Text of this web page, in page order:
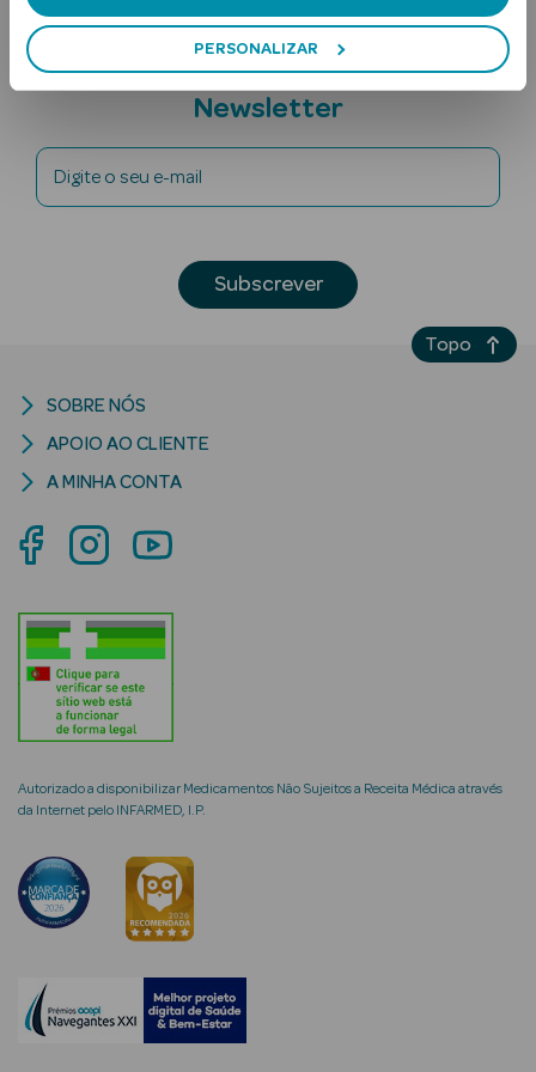
PERSONALIZAR
Lábios
Solares Bebé e
Rosto e
Cosmética
Rosto
Hidratantes
Séruns Faciais
Anti-
Subscreva a
Newsletter
Digite o seu e-mail
Subscrever
Autorizado a disponibilizar Medicamentos Não Sujeitos a Receita Médica através
da Internet pelo INFARMED, I.P.
SOBRE NÓS
APOIO AO CLIENTE
A MINHA CONTA
Topo